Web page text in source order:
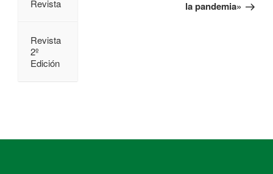
la pandemia»
Revista
Revista
2º
Edición